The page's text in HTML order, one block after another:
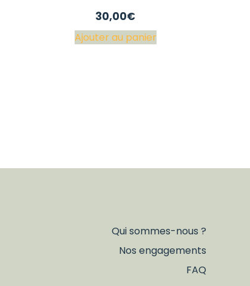
30,00€
Ajouter au panier
Qui sommes-nous ?
Nos engagements
FAQ